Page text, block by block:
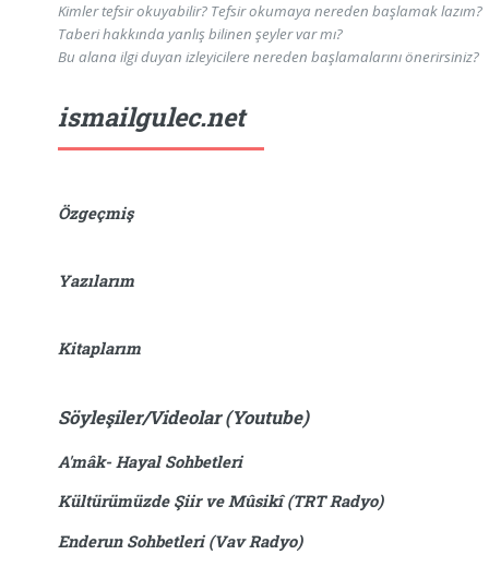
Kimler tefsir okuyabilir? Tefsir okumaya nereden başlamak lazım?
Taberi hakkında yanlış bilinen şeyler var mı?
Bu alana ilgi duyan izleyicilere nereden başlamalarını önerirsiniz?
ismailgulec.net
Özgeçmiş
Yazılarım
Kitaplarım
Söyleşiler/Videolar (Youtube)
A'mâk- Hayal Sohbetleri
Kültürümüzde Şiir ve Mûsikî (TRT Radyo)
Enderun Sohbetleri (Vav Radyo)